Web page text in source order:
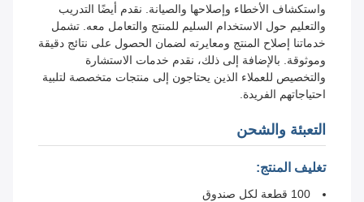
واستكشاف الأخطاء وإصلاحها والصيانة. نقدم أيضًا التدريب
والتعليم حول الاستخدام السليم للمنتج والتعامل معه. تشمل
خدماتنا إصلاح المنتج ومعايرته لضمان الحصول على نتائج دقيقة
وموثوقة. بالإضافة إلى ذلك، نقدم خدمات الاستشارة
والتخصيص للعملاء الذين يحتاجون إلى منتجات متخصصة لتلبية
احتياجاتهم الفريدة.
التعبئة والشحن
تغليف المنتج:
100 قطعة لكل صندوق